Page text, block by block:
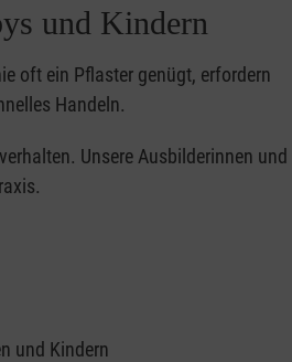
und Kindern
oft ein Pflaster genügt, erfordern
Handeln.
Unsere Ausbilderinnen und
und Kindern